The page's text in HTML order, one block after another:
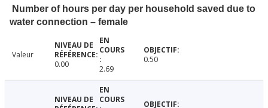
Number of hours per day per household saved due to
water connection – female
Valeur
0.00
2.69
0.50